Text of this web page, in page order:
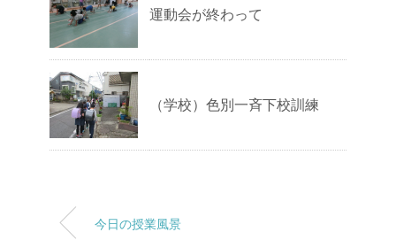
運動会が終わって
（学校）色別一斉下校訓練
今日の授業風景